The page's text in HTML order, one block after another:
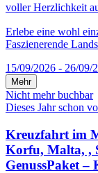
voller Herzlichkeit
Erlebe eine wohl
Faszienerende
15/09/2026 - 26/09/
Mehr
Nicht mehr buchbar
Dieses Jahr schon
Kreuzfahrt im
Korfu, Malta, ,
GenussPaket –